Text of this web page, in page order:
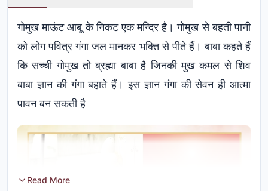
गोमुख माऊंट आबू के निकट एक मन्दिर है। गोमुख से बहती पानी
को लोग पवित्र गंगा जल मानकर भक्ति से पीते हैं। बाबा कहते हैं
कि सच्ची गोमुख तो ब्रह्मा बाबा है जिनकी मुख कमल से शिव
बाबा ज्ञान की गंगा बहाते हैं। इस ज्ञान गंगा की सेवन ही आत्मा
पावन बन सकती है
Read More